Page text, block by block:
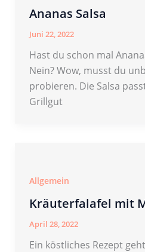
Ananas Salsa
Juni 22, 2022
Hast du schon mal
Nein? Wow, musst du
probieren. Die Salsa
Grillgut
Allgemein
Kräuterfalafel mit
April 28, 2022
Ein köstliches Rezept